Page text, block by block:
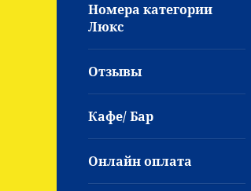
Номера категории
Люкс
Отзывы
Кафе/ Бар
Онлайн оплата